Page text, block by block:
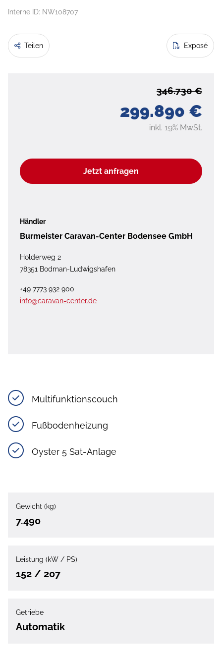
Interne ID: NW108707
Teilen Exposé
299.890 €
346.730 €
inkl. 19% MwSt.
Jetzt anfragen
Händler
Burmeister Caravan-Center Bodensee GmbH
Holderweg 2
78351 Bodman-Ludwigshafen
+49 7773 932 900
info@caravan-center.de
Multifunktionscouch
Fußbodenheizung
Oyster 5 Sat-Anlage
Gewicht (kg)
7.490
Leistung (kW / PS)
152 / 207
Getriebe
Automatik